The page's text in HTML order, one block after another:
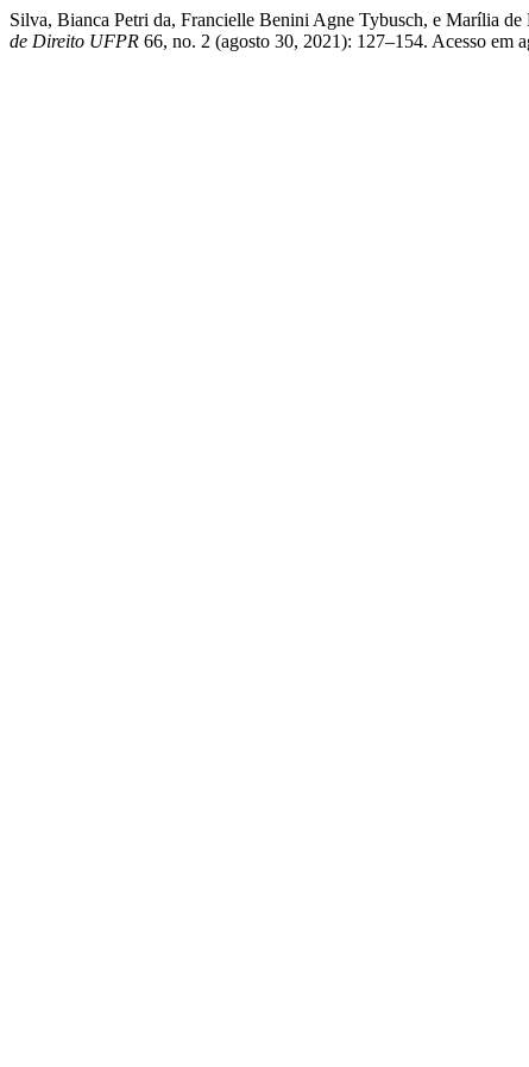
Silva, Bianca Petri da, Francielle Benini Agne Tybusch, e Marília
de Direito UFPR 66, no. 2 (agosto 30, 2021): 127–154. Acesso em